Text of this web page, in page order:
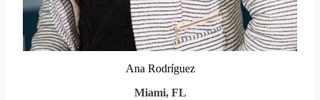
Ana Rodríguez
Miami, FL